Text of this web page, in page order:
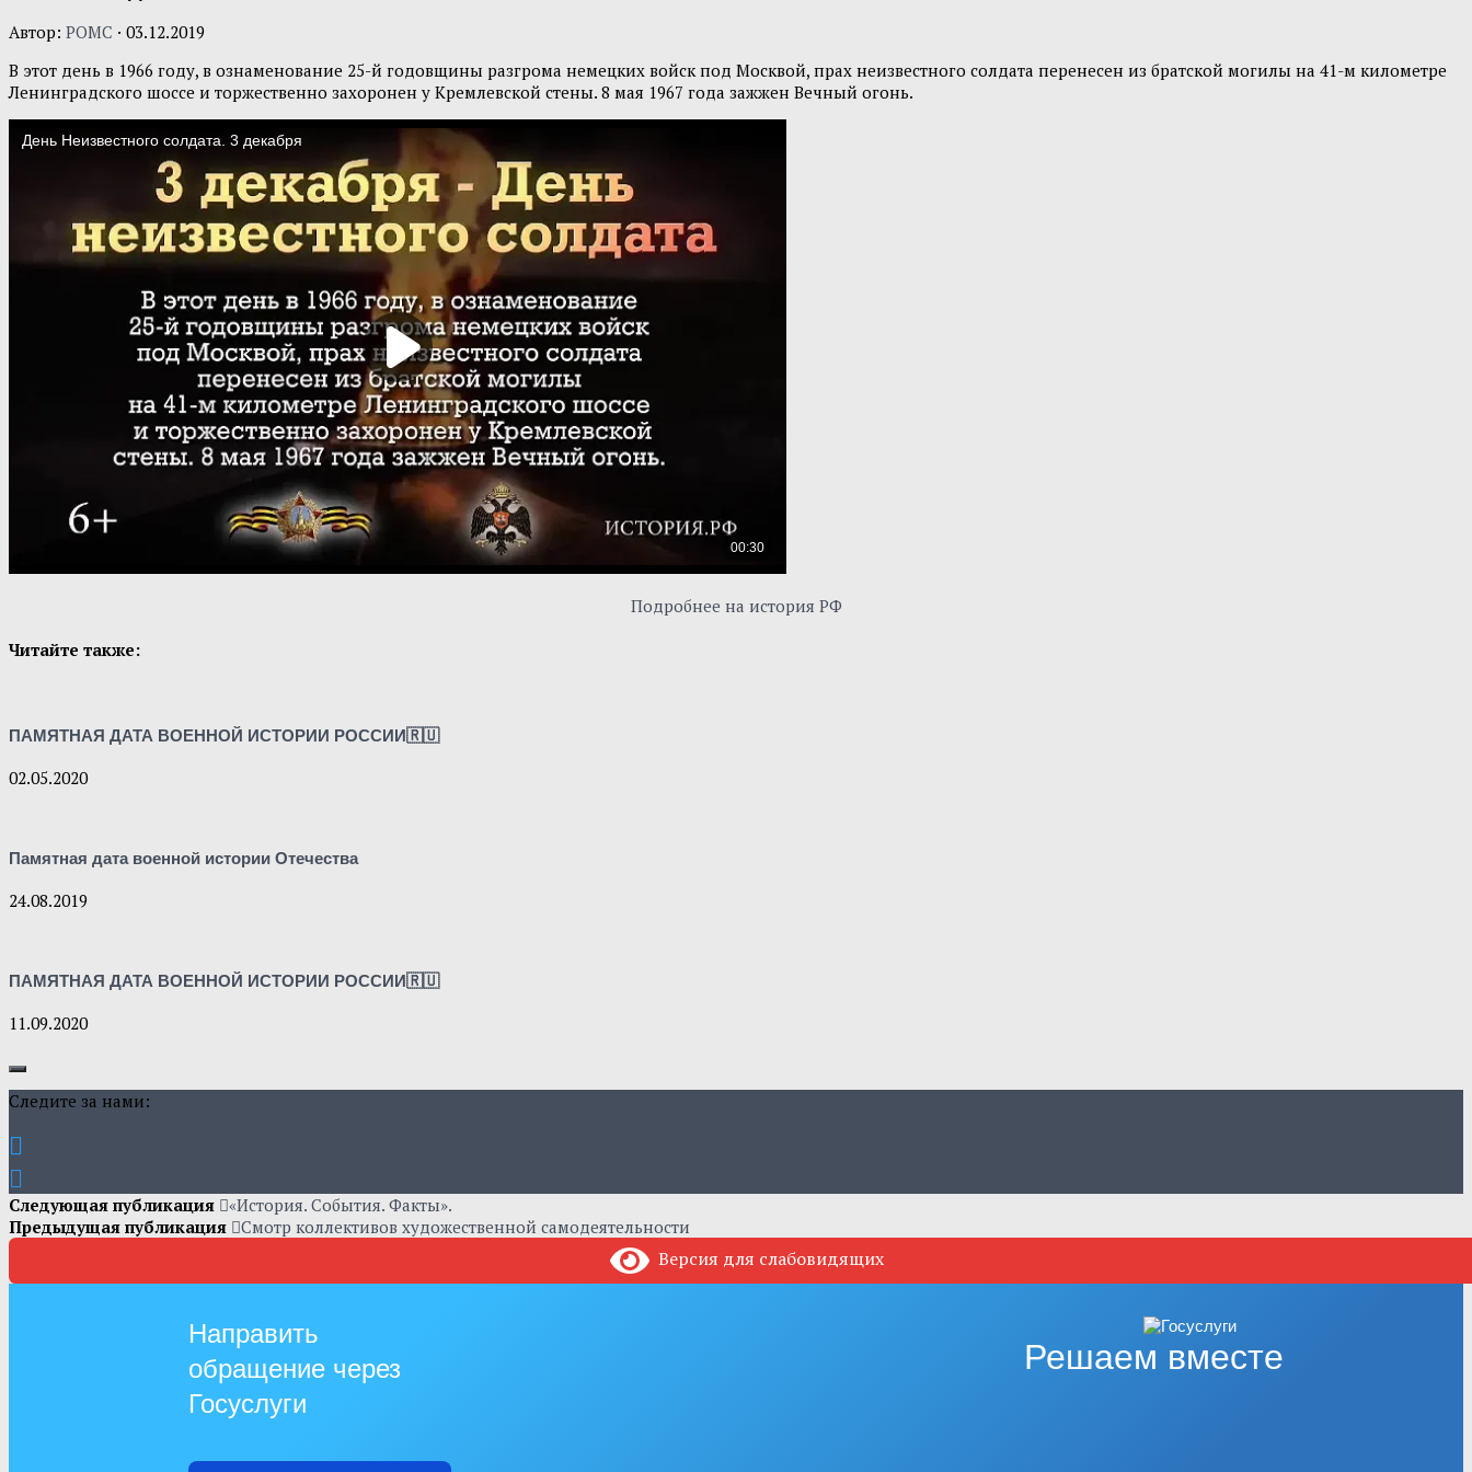
Автор: POMC · 03.12.2019
В этот день в 1966 году, в ознаменование 25-й годовщины разгрома немецких войск под Москвой, прах неизвестного солдата перенесен из братской могилы на 41-м километре
Ленинградского шоссе и торжественно захоронен у Кремлевской стены. 8 мая 1967 года зажжен Вечный огонь.
Подробнее на история РФ
Читайте также:
ПАМЯТНАЯ ДАТА ВОЕННОЙ ИСТОРИИ РОССИИ🇷🇺
02.05.2020
Памятная дата военной истории Отечества
24.08.2019
ПАМЯТНАЯ ДАТА ВОЕННОЙ ИСТОРИИ РОССИИ🇷🇺
11.09.2020
Следите за нами:
Следующая публикация
«История. События. Факты».
Предыдущая публикация
Смотр коллективов художественной самодеятельности
Версия для слабовидящих
Решаем вместе
Направить
обращение через
Госуслуги